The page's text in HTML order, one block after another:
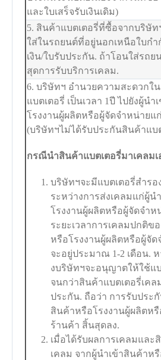
และใบเสร็จรับเงินเดิม)
5. สินค้าแบตเตอรี่ที่ซื้อจากบริษั
ใส่ในรถยนต์ที่อยู่นอกเหนือใบกำ
เงิน/ใบรับประกัน. ถ้าโอนใส่รถ
สุดการรับบริการเคลม.
6. บริษัทฯ อำนวยความสะดวกใ
แบตเตอรี่ เป็นเวลา 1ปี ไปยังผู้น
โรงงานผู้ผลิตหรือผู้จัดจำหน่ายแ
(บริษัทฯไม่ได้รับประกันสินค้าแบต
กรณีนำสินค้าแบตเตอรี่มาเคลม
บริษัทฯจะมีแบตเตอรี่สำร
ระหว่างการส่งเคลมแก่ผู้น
โรงงานผู้ผลิตหรือผู้จัดจำห
ระยะเวลาการเคลมปกติข
หรือโรงงานผู้ผลิตหรือผู้จั
จะอยู่ประมาณ 1-2 เดือน.
งบริษัทฯจะอนุญาตให้ใช้แ
จนกว่าสินค้าแบตเตอรี่เค
ประกัน. ถือว่า การรับประ
สินค้าหรือโรงงานผู้ผลิตห
ร้านค้า สิ้นสุดลง.
เมื่อได้รับผลการเคลมและ
เคลม จากผู้นำเข้าสินค้าห